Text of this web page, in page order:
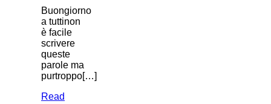
Buongiorno
a tuttinon
è facile
scrivere
queste
parole ma
purtroppo[…]
Read